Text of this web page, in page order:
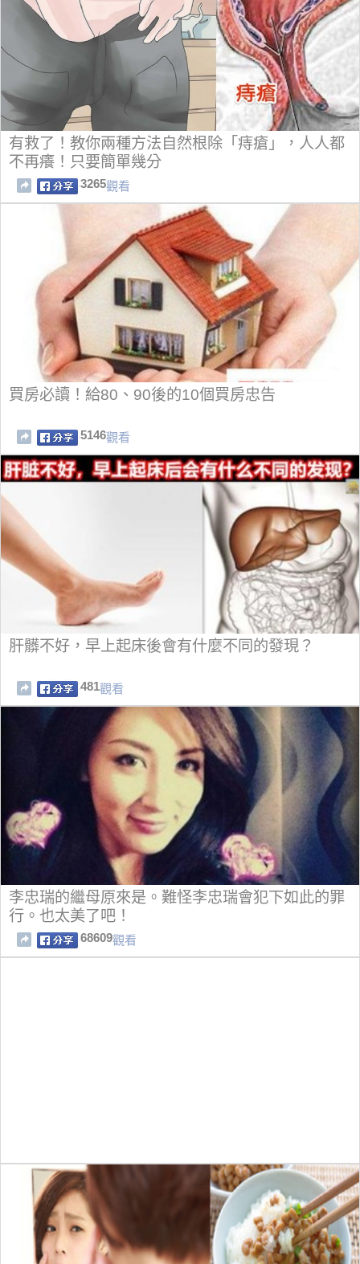
有救了！教你兩種方法自然根除「痔瘡」，人人都
不再癢！只要簡單幾分
3265觀看
買房必讀！給80、90後的10個買房忠告
5146觀看
肝髒不好，早上起床後會有什麼不同的發現？
481觀看
李忠瑞的繼母原來是。難怪李忠瑞會犯下如此的罪
行。也太美了吧！
68609觀看